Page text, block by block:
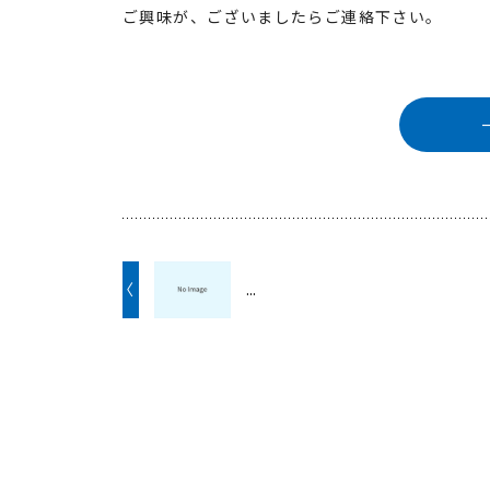
ご興味が、ございましたらご連絡下さい。
〈 ...